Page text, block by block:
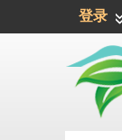
登录